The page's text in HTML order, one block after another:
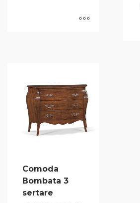
Comoda
Bombata 3
sertare